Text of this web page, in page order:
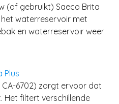
(of gebruikt) Saeco Brita
waterreservoir met
en waterreservoir weer
Plus
6702) zorgt ervoor dat
Het filtert verschillende